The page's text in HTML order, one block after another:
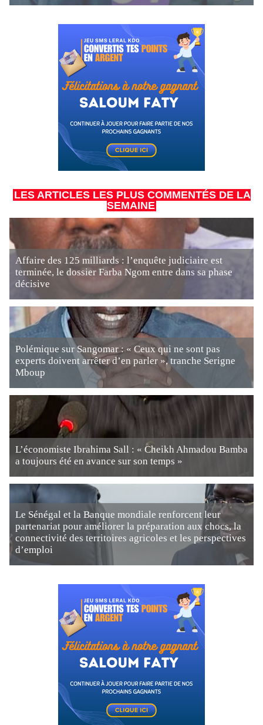
LES ARTICLES LES PLUS COMMENTÉS DE LA
SEMAINE
Affaire des 125 milliards : l’enquête judiciaire est
terminée, le dossier Farba Ngom entre dans sa phase
décisive
Polémique sur Sangomar : « Ceux qui ne sont pas
experts doivent arrêter d’en parler », tranche Serigne
Mboup
L’économiste Ibrahima Sall : « Cheikh Ahmadou Bamba
a toujours été en avance sur son temps »
Le Sénégal et la Banque mondiale renforcent leur
partenariat pour améliorer la préparation aux chocs, la
connectivité des territoires agricoles et les perspectives
d’emploi